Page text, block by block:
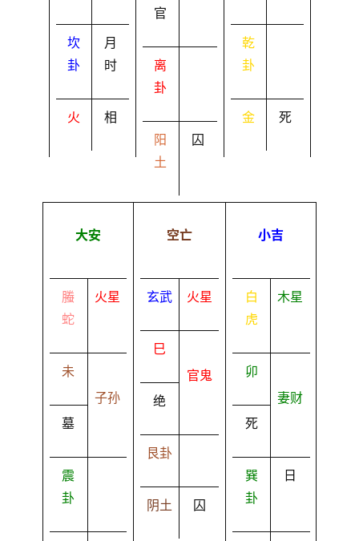
坎
卦
月
时
火 相
官
离
卦
阳
土
囚
乾
卦
金 死
大安
螣
蛇
火星
未
墓
子孙
震
卦
空亡
玄武 火星
巳
绝
官鬼
艮卦
阴土 囚
小吉
白
虎
木星
卯
死
妻财
巽
卦
日